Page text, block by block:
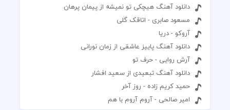
دانلود آهنگ هیچکی تو نمیشه از پیمان پرهان
مسعود صابری - اتاقک گلی
آروکو - دریا
دانلود آهنگ پاییز عاشقی از زمان نورانی
آرش روایی - حرف تو
دانلود آهنگ تبعیدی از سعید افشار
حمید کریم زاده - روز آخر
امیر صالحی - آروم آروم با هم